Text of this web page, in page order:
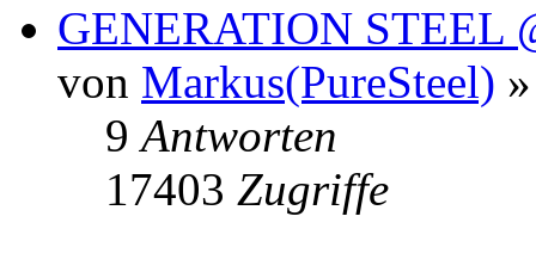
GENERATION STEEL
von Markus(PureSteel)
9Antworten
17403 Zugriffe